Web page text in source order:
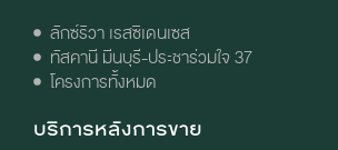
ลักซ์ริวา เรสซิเดนเซส
ทัสคานี มีนบุรี-ประชาร่วมใจ 37
โครงการทั้งหมด
บริการหลังการขาย